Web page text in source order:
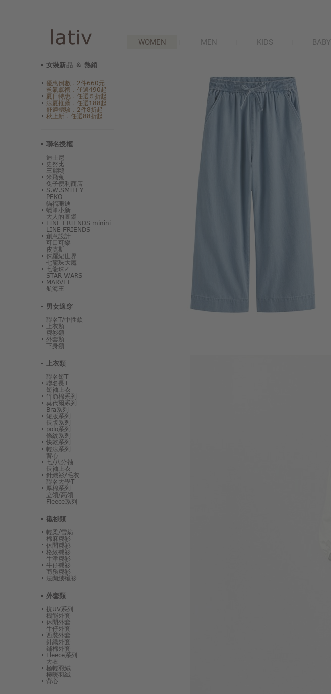
WOMEN MEN KIDS BABY
女裝新品 ＆ 熱銷
優惠倒數．2件660元
爸氣獻禮．任選490起
夏日特惠．任選５折起
涼夏推薦．任選188起
舒適體驗．2件8折起
秋上新．任選88折起
聯名授權
迪士尼
史努比
三麗鷗
米飛兔
兔子便利商店
S.W.SMILEY
PEKO
貓福珊迪
蠟筆小新
大人的圖鑑
LINE FRIENDS minini
LINE FRIENDS
創意設計
可口可樂
皮克斯
侏羅紀世界
七龍珠大魔
七龍珠Z
STAR WARS
MARVEL
航海王
男女適穿
聯名T/中性款
上衣類
襯衫類
外套類
下身類
上衣類
聯名短T
聯名長T
短袖上衣
竹節棉系列
莫代爾系列
Bra系列
短版系列
長版系列
polo系列
條紋系列
快乾系列
輕涼系列
背心
七/八分袖
長袖上衣
針織衫/毛衣
聯名大學T
厚棉系列
立領/高領
Fleece系列
襯衫類
輕柔/雪紡
棉麻襯衫
休閒襯衫
格紋襯衫
牛津襯衫
牛仔襯衫
商務襯衫
法蘭絨襯衫
外套類
抗UV系列
機能外套
休閒外套
牛仔外套
西裝外套
針織外套
鋪棉外套
Fleece系列
大衣
極輕羽絨
極暖羽絨
背心